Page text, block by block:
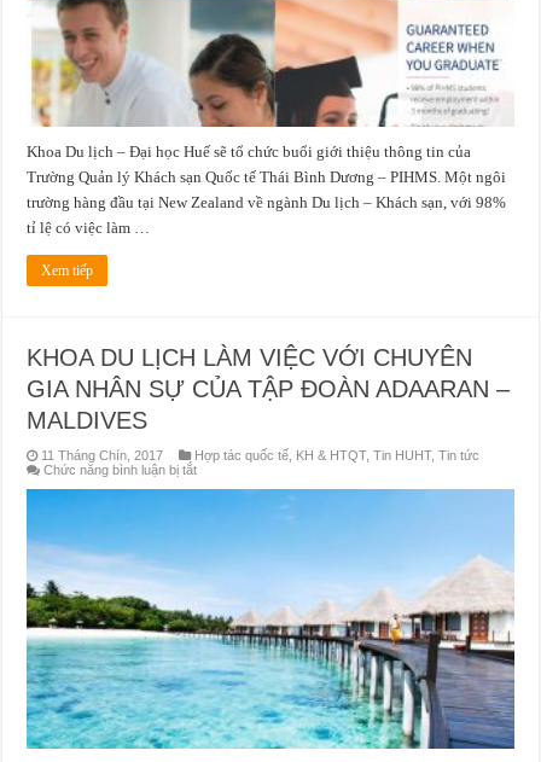
sạn
Quốc
tế
Thái
Bình
Dương
–
Zealand”
Khoa Du lịch – Đại học Huế sẽ tổ chức buổi giới thiệu thông tin của
Trường Quản lý Khách sạn Quốc tế Thái Bình Dương – PIHMS. Một ngôi
trường hàng đầu tại New Zealand về ngành Du lịch – Khách sạn, với 98%
tỉ lệ có việc làm …
Xem tiếp
KHOA DU LỊCH LÀM VIỆC VỚI CHUYÊN
GIA NHÂN SỰ CỦA TẬP ĐOÀN ADAARAN –
MALDIVES
11 Tháng Chín, 2017 Hợp tác quốc tế KH & HTQT,Tin HUHT,Tin tức
Chức năng bình luận bị tắtở
NHÂN
SỰ
CỦA
TẬP
ĐOÀN
ADAARAN
–
MALDIVES